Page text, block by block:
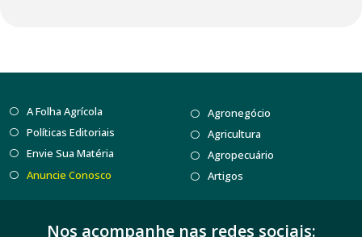
A Folha Agrícola
Políticas Editoriais
Envie Sua Matéria
Anuncie Conosco
Agronegócio
Agricultura
Agropecuário
Artigos
Nos acompanhe nas redes sociais: